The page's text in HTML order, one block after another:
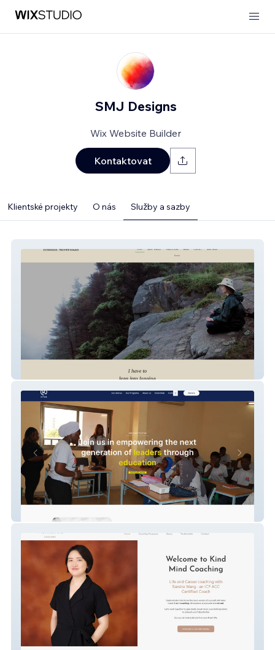
SMJ Designs
Wix Website Builder
Kontaktovat
Klientské projekty O nás Služby a sazby